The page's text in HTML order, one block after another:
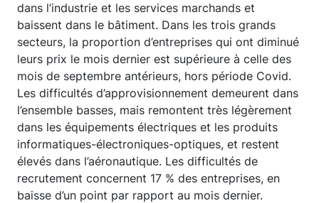
dans l’industrie et les services marchands et
baissent dans le bâtiment. Dans les trois grands
secteurs, la proportion d’entreprises qui ont diminué
leurs prix le mois dernier est supérieure à celle des
mois de septembre antérieurs, hors période Covid.
Les difficultés d’approvisionnement demeurent dans
l’ensemble basses, mais remontent très légèrement
dans les équipements électriques et les produits
informatiques-électroniques-optiques, et restent
élevés dans l’aéronautique. Les difficultés de
recrutement concernent 17 % des entreprises, en
baisse d’un point par rapport au mois dernier.